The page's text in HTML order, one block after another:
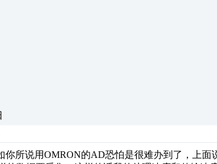
你所说用OMRON的AD恐怕是很难办到了，上